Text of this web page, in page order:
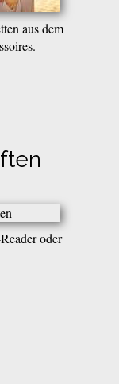
aus dem
oder